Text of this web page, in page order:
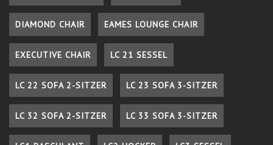
DIAMOND CHAIR EAMES LOUNGE CHAIR
EXECUTIVE CHAIR LC 21 SESSEL
LC 22 SOFA 2-SITZER LC 23 SOFA 3-SITZER
LC 32 SOFA 2-SITZER LC 33 SOFA 3-SITZER